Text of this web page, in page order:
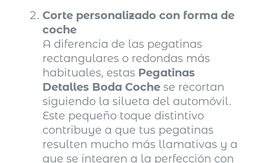
Corte personalizado con forma de
coche
A diferencia de las pegatinas
rectangulares o redondas más
habituales, estas Pegatinas
Detalles Boda Coche se recortan
siguiendo la silueta del automóvil.
Este pequeño toque distintivo
contribuye a que tus pegatinas
resulten mucho más llamativas y a
que se integren a la perfección con